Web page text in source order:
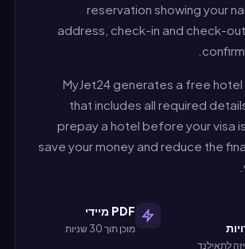
reservation showing your
address, check-in and check-
MyJet24 generates a free hotel
that includes all required
prepay a hotel before your visa
save your money and reduce the
לתאילנד
PDF מיידי
מוכן תוך 30 שניות